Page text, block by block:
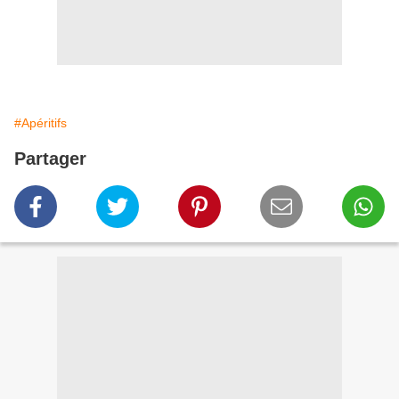
#Apéritifs
Partager